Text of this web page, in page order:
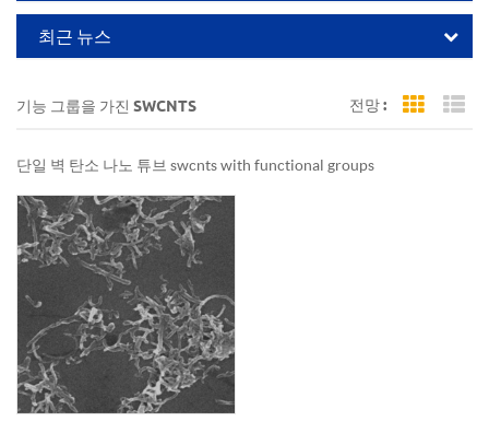
최근 뉴스
기능 그룹을 가진 SWCNTS 전망 : Grid
단일 벽 탄소 나노 튜브 swcnts with functional groups